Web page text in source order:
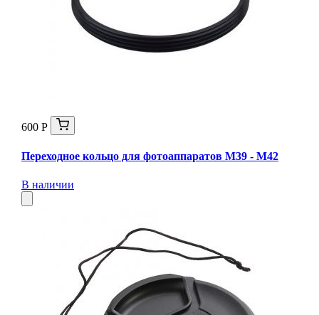
600 Р
Переходное кольцо для фотоаппаратов М39 - М42
В наличии